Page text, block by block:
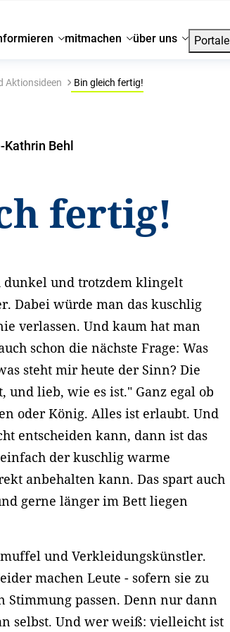
mitmachen über uns Portale
Aktionsideen Bin gleich fertig!
Behl
fertig!
dunkel und trotzdem klingelt
Dabei würde man das kuschlig
verlassen. Und kaum hat man
schon die nächste Frage: Was
steht mir heute der Sinn? Die
und lieb, wie es ist." Ganz egal ob
oder König. Alles ist erlaubt. Und
entscheiden kann, dann ist das
der kuschlig warme
anbehalten kann. Das spart auch
gerne länger im Bett liegen
und Verkleidungskünstler.
machen Leute - sofern sie zu
passen. Denn nur dann
selbst. Und wer weiß: vielleicht ist